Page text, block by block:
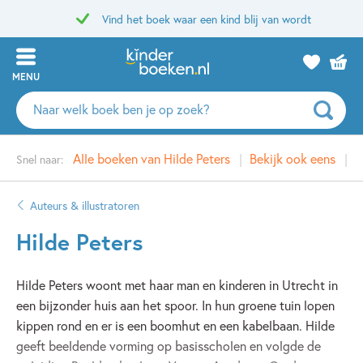
Vind het boek waar een kind blij van wordt
MENU
Zoeken
naar
auteurs
en
uitgevers
Snel naar: Alle boeken van Hilde Peters Bekijk ook eens
Auteurs & illustratoren
Hilde Peters
Hilde Peters woont met haar man en kinderen in Utrecht in
een bijzonder huis aan het spoor. In hun groene tuin lopen
kippen rond en er is een boomhut en een kabelbaan. Hilde
geeft beeldende vorming op basisscholen en volgde de